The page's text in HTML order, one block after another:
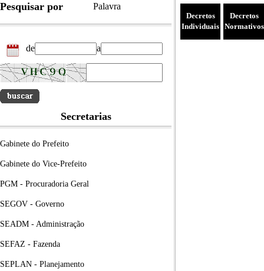
Pesquisar por Palavra
de a
Secretarias
Gabinete do Prefeito
Gabinete do Vice-Prefeito
PGM - Procuradoria Geral
SEGOV - Governo
SEADM - Administração
SEFAZ - Fazenda
SEPLAN - Planejamento
Decretos
Individuais
Decretos
Normativos